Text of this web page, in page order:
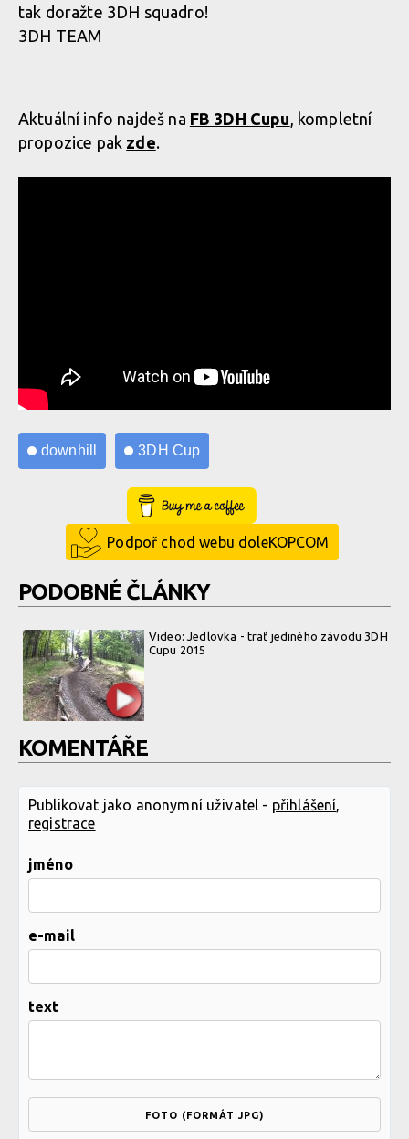
tak doražte 3DH squadro!
3DH TEAM
Aktuální info najdeš na FB 3DH Cupu, kompletní
propozice pak zde.
downhill 3DH Cup
Buy Me a Coffee
Podpoř chod webu doleKOPCOM
PODOBNÉ ČLÁNKY
Video: Jedlovka - trať jediného závodu 3DH
Cupu 2015
KOMENTÁŘE
Publikovat jako anonymní uživatel - přihlášení
registrace
jméno
e-mail
text
FOTO (FORMÁT JPG)